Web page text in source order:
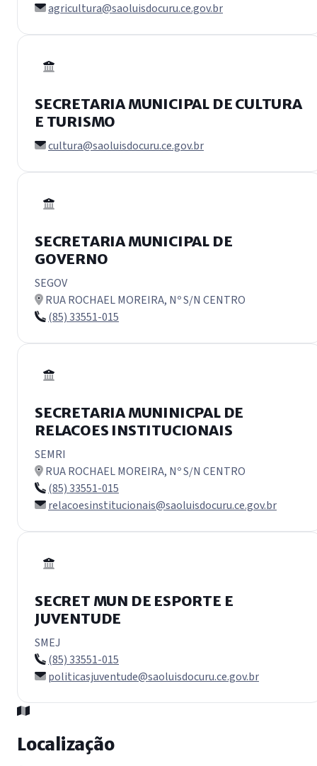
agricultura@saoluisdocuru.ce.gov.br
SECRETARIA MUNICIPAL DE CULTURA
E TURISMO
cultura@saoluisdocuru.ce.gov.br
SECRETARIA MUNICIPAL DE
GOVERNO
SEGOV
RUA ROCHAEL MOREIRA, Nº S/N CENTRO
(85) 33551-015
SECRETARIA MUNINICPAL DE
RELACOES INSTITUCIONAIS
SEMRI
RUA ROCHAEL MOREIRA, Nº S/N CENTRO
(85) 33551-015
relacoesinstitucionais@saoluisdocuru.ce.gov.br
SECRET MUN DE ESPORTE E
JUVENTUDE
SMEJ
(85) 33551-015
politicasjuventude@saoluisdocuru.ce.gov.br
Localização